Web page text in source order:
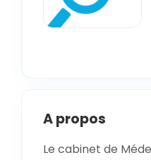
A propos
Le cabinet de